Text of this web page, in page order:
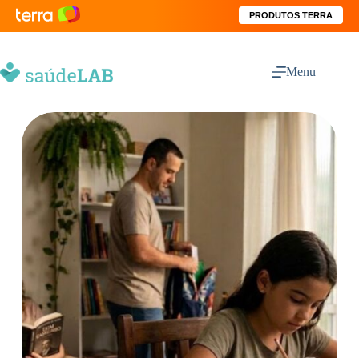
PRODUTOS TERRA
Menu